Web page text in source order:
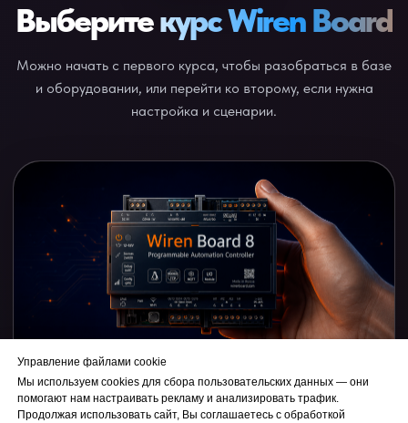
Управление файлами cookie
Мы используем cookies для сбора пользовательских данных — они
помогают нам настраивать рекламу и анализировать трафик.
Продолжая использовать сайт, Вы соглашаетесь с обработкой
Выберитекурс Wiren Board
Можно начать с первого курса, чтобы разобраться в базе
и оборудовании, или перейти ко второму, если нужна
настройка и сценарии.
Wiren Board с нуля. Курс 1